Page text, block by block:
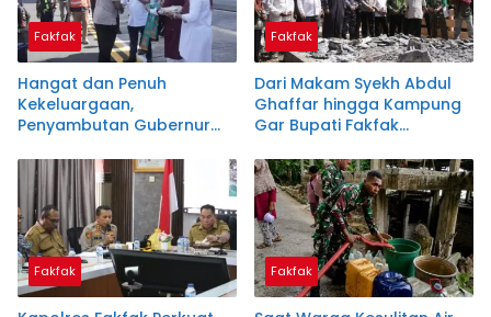
Fakfak
Hangat dan Penuh
Kekeluargaan,
Penyambutan Gubernur
Peringatan 666 Tahun
Islam
Fakfak
Dari Makam Syekh Abdul
Ghaffar hingga Kampung
Gar Bupati Fakfak
Persatuan Menyambut 666
Tahun Islam
Fakfak Fakfak